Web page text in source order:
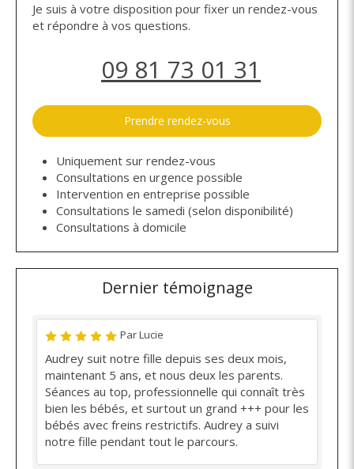
Je suis à votre disposition pour fixer un rendez-vous
et répondre à vos questions.
09 81 73 01 31
Prendre rendez-vous
Uniquement sur rendez-vous
Consultations en urgence possible
Intervention en entreprise possible
Consultations le samedi (selon disponibilité)
Consultations à domicile
Dernier témoignage
Par Lucie
Audrey suit notre fille depuis ses deux mois,
maintenant 5 ans, et nous deux les parents.
Séances au top, professionnelle qui connaît très
bien les bébés, et surtout un grand +++ pour les
bébés avec freins restrictifs. Audrey a suivi
notre fille pendant tout le parcours.